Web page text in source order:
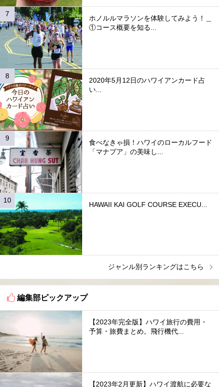
ホノルルマラソンを体験してみよう！＿
①コース概要を知る...
2020年5月12日のハワイアンカード占
い...
食べなきゃ損！ハワイのローカルフード
「マナプア」の美味し...
HAWAII KAI GOLF COURSE EXECU...
ジャンル別ランキングはこちら
編集部ピックアップ
【2023年完全版】ハワイ旅行の費用・
予算・旅費まとめ。飛行機代...
【2023年2月更新】ハワイ渡航に必要な